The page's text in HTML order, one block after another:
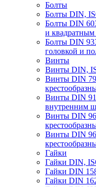
Болты
Болты DIN,
Болты DIN
и
Болты DIN
головкой и
Винты
Винты DIN,
Винты DIN
Винты DIN
внутренним
Винты DIN
Винты DIN
Гайки
Гайки DIN,
Гайки DIN
Гайки DIN